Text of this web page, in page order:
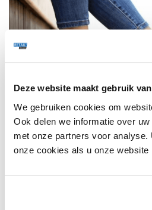
Deze website maakt gebruik
We gebruiken cookies om
Ook delen we informatie over
met onze partners voor analyse.
onze cookies als u onze website
Modemerk Only voegt het